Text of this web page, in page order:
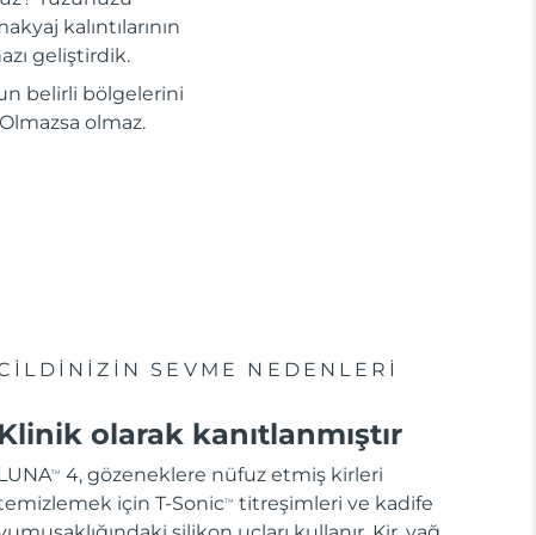
kalıntılarının
geliştirdik.
belirli bölgelerini
olmaz.
SEVME NEDENLERİ
Klinik olarak kanıtlanmıştır
TM
4, gözeneklere nüfuz etmiş kirleri
için T-SonicTM
titreşimleri ve kadife